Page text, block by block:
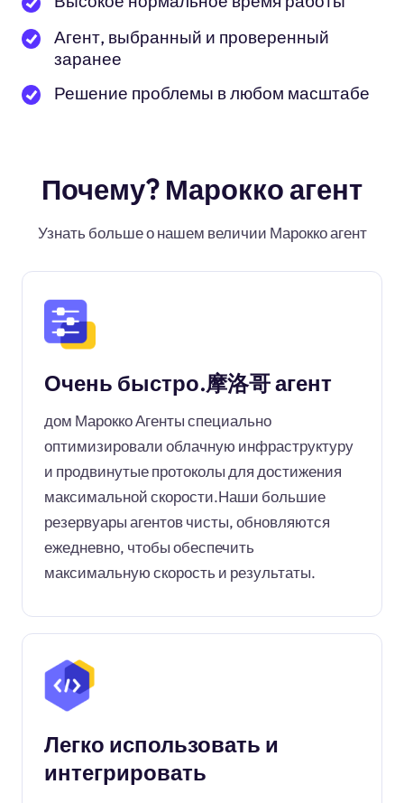
Агент, выбранный и проверенный
заранее
Решение проблемы в любом масштабе
Почему? Марокко агент
Узнать больше о нашем величии Марокко агент
Очень быстро.摩洛哥 агент
дом Марокко Агенты специально
оптимизировали облачную инфраструктуру
и продвинутые протоколы для достижения
максимальной скорости.Наши большие
резервуары агентов чисты, обновляются
ежедневно, чтобы обеспечить
максимальную скорость и результаты.
Легко использовать и
интегрировать